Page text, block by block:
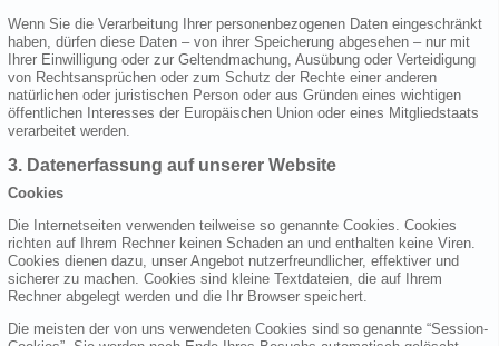
Wenn Sie die Verarbeitung Ihrer personenbezogenen Daten eingeschränkt
haben, dürfen diese Daten – von ihrer Speicherung abgesehen – nur mit
Ihrer Einwilligung oder zur Geltendmachung, Ausübung oder Verteidigung
von Rechtsansprüchen oder zum Schutz der Rechte einer anderen
natürlichen oder juristischen Person oder aus Gründen eines wichtigen
öffentlichen Interesses der Europäischen Union oder eines Mitgliedstaats
verarbeitet werden.
3. Datenerfassung auf unserer Website
Cookies
Die Internetseiten verwenden teilweise so genannte Cookies. Cookies
richten auf Ihrem Rechner keinen Schaden an und enthalten keine Viren.
Cookies dienen dazu, unser Angebot nutzerfreundlicher, effektiver und
sicherer zu machen. Cookies sind kleine Textdateien, die auf Ihrem
Rechner abgelegt werden und die Ihr Browser speichert.
Die meisten der von uns verwendeten Cookies sind so genannte “Session-